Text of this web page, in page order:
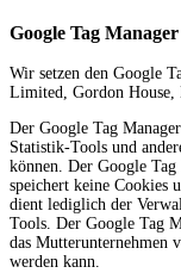
Google Tag Manager
Wir setzen den Google
Limited, Gordon
Der Google Tag
Statistik-Tools und
können. Der Google
speichert keine Cookies
dient lediglich der
Tools. Der Google Tag
das Mutterunternehmen
werden kann.